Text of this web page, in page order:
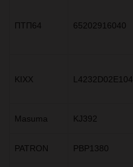
ПТП64 65202916040
KIXX L4232D02E104
Masuma KJ392
PATRON PBP1380